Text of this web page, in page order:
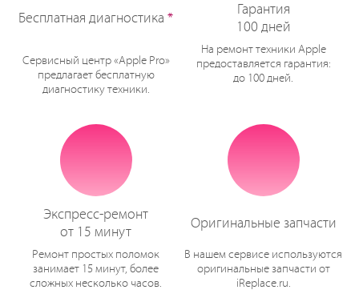
Бесплатная диагностика *
Сервисный центр «Apple Pro»
предлагает бесплатную
диагностику техники.
Гарантия
100 дней
На ремонт техники Apple
предоставляется гарантия:
до 100 дней.
Экспресс-ремонт
от 15 минут
Ремонт простых поломок
занимает 15 минут, более
сложных несколько часов.
Оригинальные запчасти
В нашем сервисе используются
оригинальные запчасти от
iReplace.ru.